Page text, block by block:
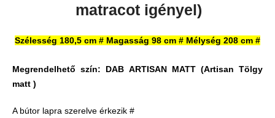
matracot igényel)
Szélesség 180,5 cm # Magasság 98 cm # Mélység 208 cm #
Megrendelhető szín: DAB ARTISAN MATT(Artisan Tölgy
matt )
A bútor lapra szerelve érkezik #